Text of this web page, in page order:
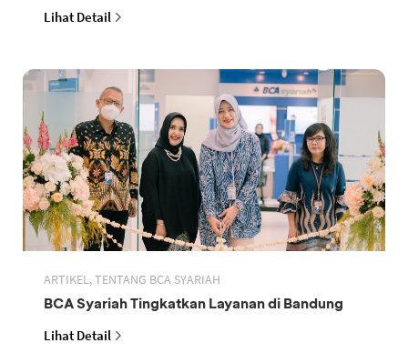
Lihat Detail
ARTIKEL, TENTANG BCA SYARIAH
BCA Syariah Tingkatkan Layanan di Bandung
Lihat Detail